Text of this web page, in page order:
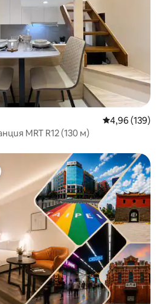
Средна
4,96 (139)
MRT R12 (130 м)